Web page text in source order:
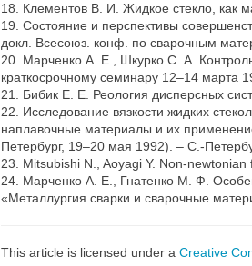
18. Клементов В. И. Жидкое стекло, как
19. Состояние и перспективы
докл. Всесоюз. конф. по сварочным
20. Марченко А. Е., Шкурко С. А.
краткосрочному семинару 12–14 марта
21. Бибик Е. Е. Реология дисперсных
22. Исследование вязкости жидких
наплавочные материалы и их
Петербург, 19–20 мая 1992). – С.-
23. Mitsubishi N., Aoyagi Y. Non-
24. Марченко А. Е., Гнатенко М. Ф.
«Металлургия сварки и сварочные
This article is licensed under a Creative